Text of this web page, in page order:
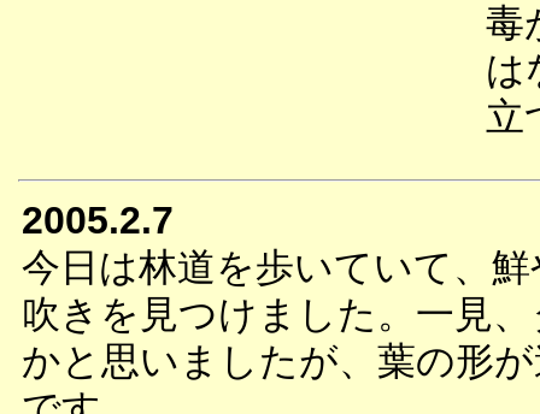
毒
は
立
2005.2.7
今日は林道を歩いていて、
吹きを見つけました。一見
かと思いましたが、葉の形